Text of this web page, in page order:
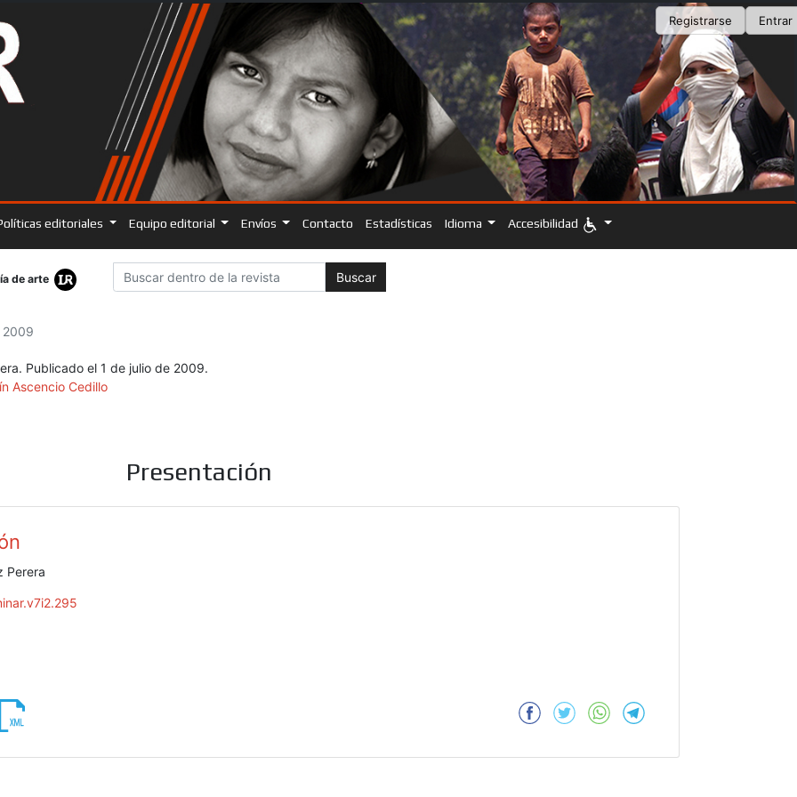
Registrarse Entrar
editoriales Equipo editorial Envíos Contacto Estadísticas Idioma Accesibilidad
de arte Buscar
2009
Publicado el 1 de julio de 2009.
Ascencio Cedillo
Presentación
Perera